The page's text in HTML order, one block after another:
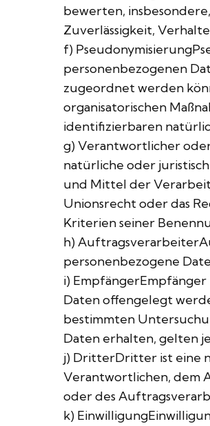
bewerten,
Zuverlässigkeit,
f)
personenbezogenen
zugeordnet werden
organisatorischen
identifizierbaren
g) Verantwortlicher
natürliche oder
und Mittel der
Unionsrecht oder das
Kriterien seiner
h)
personenbezogene
i)
Daten offengelegt
bestimmten
Daten erhalten, gelten
j) DritterDritter ist eine
Verantwortlichen, dem
oder des
k)